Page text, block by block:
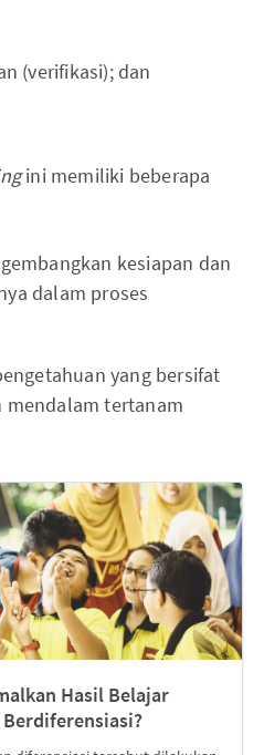
(verifikasi); dan
ini memiliki beberapa
kesiapan dan
dalam proses
yang bersifat
mendalam tertanam
Hasil Belajar